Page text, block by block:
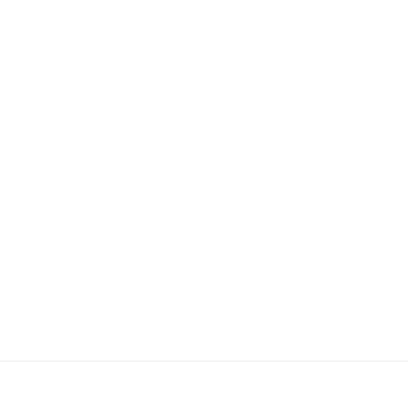
PRINS OPNIEUW LIJSTTREKKER VOOR LEEFBAAR ZEEWOLDE